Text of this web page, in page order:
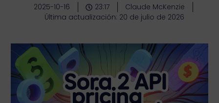
2025-10-16 23:17
Claude McKenzie
Última actualización: 20 de julio de 2026